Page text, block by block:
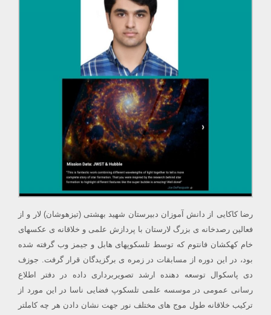
رضا کاکایی از دانش آموزان دبیرستان شهید بهشتی (تیزهوشان) لار و از
فعالین رصدخانه ی بزرگ لارستان با پردازش علمی و خلاقانه ی عکسهای
خام کهکشان فانتوم که توسط تلسکوپهای هابل و جیمز وب گرفته شده
بود، در این دوره از مسابقات در زمره ی برگزیدگان قرار گرفت. جوزف
دی پاسکوال توسعه دهنده ارشد تصویربرداری داده در دفتر اطلاع
رسانی عمومی در موسسه علمی تلسکوپ فضایی ناسا در این مورد از
ترکیب خلاقانه طول موج های مختلف نور جهت نشان دادن هر چه کاملتر